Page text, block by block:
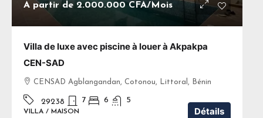
A partir de 2.000.000 CFA/Mois
Villa de luxe avec piscine à louer à Akpakpa
CEN-SAD
CENSAD Agblangandan, Cotonou, Littoral, Bénin
29238 7 6 5
VILLA / MAISON Détails